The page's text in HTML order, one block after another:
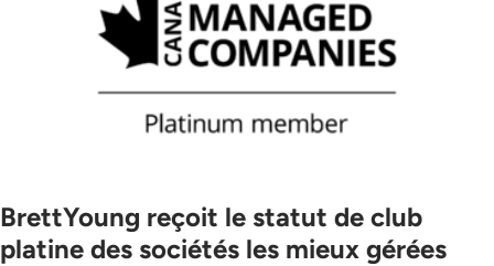
BrettYoung reçoit le statut de club
platine des sociétés les mieux gérées